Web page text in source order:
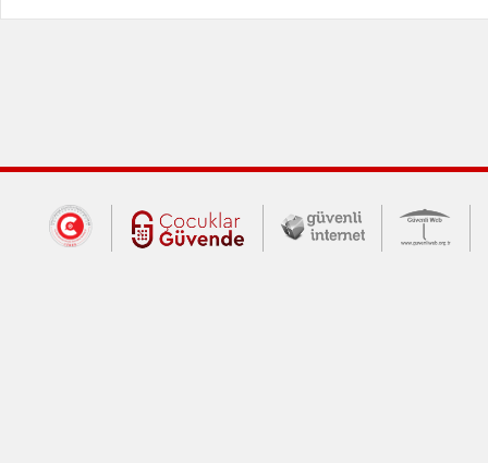
Dış Bağlantılar
Cumhurbaşkanlığı İletişim Merkezi
Çocuklar Güvende (yeni
Güvenli